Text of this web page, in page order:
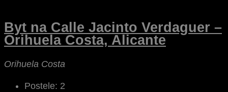
Byt na Calle Jacinto Verdaguer –
Orihuela Costa, Alicante
Orihuela Costa
Postele: 2